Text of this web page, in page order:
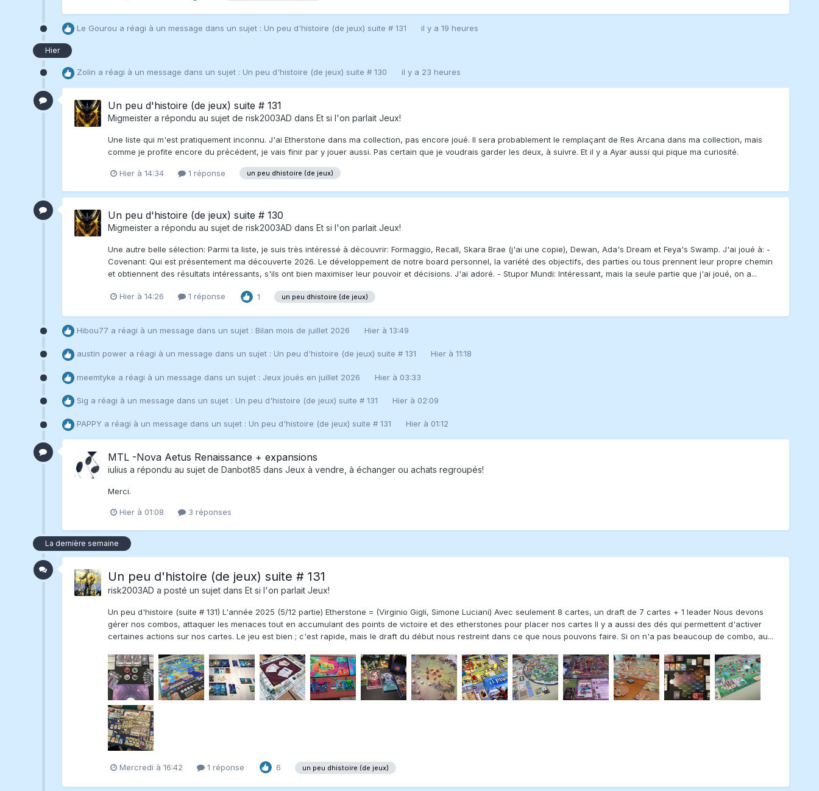
Le Gourou a réagi à un message dans un sujet : Un peu d'histoire (de jeux) suite # 131 il y a 19 heures
Hier
Zolin a réagi à un message dans un sujet : Un peu d'histoire (de jeux) suite # 130 il y a 23 heures
Un peu d'histoire (de jeux) suite # 131
Migmeistera répondu au sujet de risk2003AD dans Et si l'on parlait Jeux!
Une liste qui m'est pratiquement inconnu. J'ai Etherstone dans ma collection, pas encore joué. Il sera probablement le remplaçant de Res Arcana dans ma collection, mais
comme je profite encore du précédent, je vais finir par y jouer aussi. Pas certain que je voudrais garder les deux, à suivre. Et il y a Ayar aussi qui pique ma curiosité.
Hier à 14:34 1 réponse un peu dhistoire (de jeux)
Un peu d'histoire (de jeux) suite # 130
Migmeistera répondu au sujet de risk2003AD dans Et si l'on parlait Jeux!
Une autre belle sélection: Parmi ta liste, je suis très intéressé à découvrir: Formaggio, Recall, Skara Brae (j'ai une copie), Dewan, Ada's Dream et Feya's Swamp. J'ai joué à: -
Covenant: Qui est présentement ma découverte 2026. Le développement de notre board personnel, la variété des objectifs, des parties ou tous prennent leur propre chemin
et obtiennent des résultats intéressants, s'ils ont bien maximiser leur pouvoir et décisions. J'ai adoré. - Stupor Mundi: Intéressant, mais la seule partie que j'ai joué, on a...
Hier à 14:26 1 réponse 1 un peu dhistoire (de jeux)
Hibou77 a réagi à un message dans un sujet : Bilan mois de juillet 2026 Hier à 13:49
austin powera réagi à un message dans un sujet : Un peu d'histoire (de jeux) suite # 131 Hier à 11:18
meemtyke a réagi à un message dans un sujet : Jeux joués en juillet 2026 Hier à 03:33
Sig a réagi à un message dans un sujet : Un peu d'histoire (de jeux) suite # 131 Hier à 02:09
PAPPY a réagi à un message dans un sujet : Un peu d'histoire (de jeux) suite # 131 Hier à 01:12
MTL -Nova Aetus Renaissance + expansions
iulius a répondu au sujet de Danbot85 dans Jeux à vendre, à échanger ou achats regroupés!
Merci.
Hier à 01:08 3 réponses
La dernière semaine
Un peu d'histoire (de jeux) suite # 131
risk2003AD a posté un sujet dans Et si l'on parlait Jeux!
Un peu d'histoire (suite # 131) L'année 2025 (5/12 partie) Etherstone = (Virginio Gigli, Simone Luciani) Avec seulement 8 cartes, un draft de 7 cartes + 1 leader Nous devons
gérer nos combos, attaquer les menaces tout en accumulant des points de victoire et des etherstones pour placer nos cartes Il y a aussi des dés qui permettent d'activer
certaines actions sur nos cartes. Le jeu est bien ; c'est rapide, mais le draft du début nous restreint dans ce que nous pouvons faire. Si on n'a pas beaucoup de combo, au...
Mercredi à 16:42 1 réponse 6 un peu dhistoire (de jeux)